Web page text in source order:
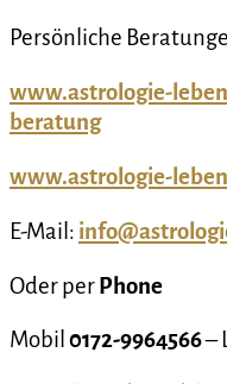
Persönliche
www.astrologie-
beratung
www.astrologie-
E-Mail:
Oder perPhone
Mobil0172-9964566–